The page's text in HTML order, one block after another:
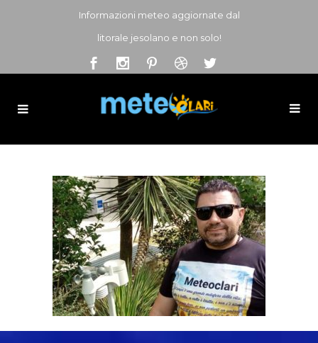
Informazioni meteo aggiornate dal
litorale jesolano e non solo!